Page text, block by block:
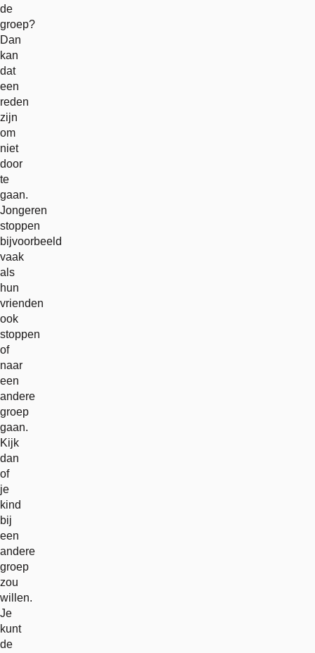
de
groep?
Dan
kan
dat
een
reden
zijn
om
niet
door
te
gaan.
Jongeren
stoppen
bijvoorbeeld
vaak
als
hun
vrienden
ook
stoppen
of
naar
een
andere
groep
gaan.
Kijk
dan
of
je
kind
bij
een
andere
groep
zou
willen.
Je
kunt
de